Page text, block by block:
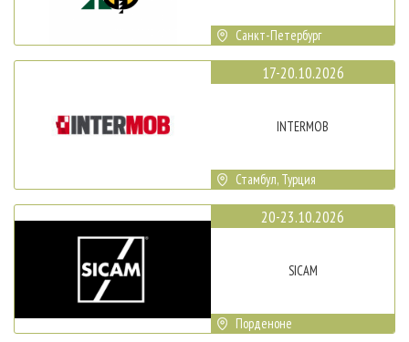
Санкт-Петербург
17-20.10.2026
INTERMOB
Стамбул, Турция
20-23.10.2026
SICAM
Порденоне